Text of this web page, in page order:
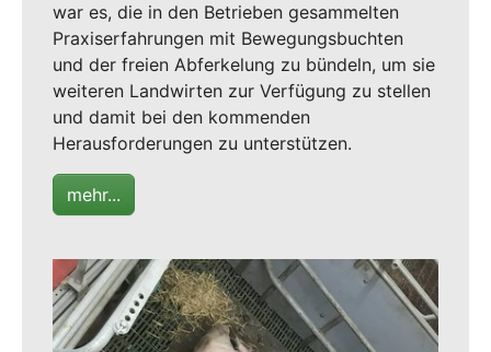
war es, die in den Betrieben gesammelten
Praxiserfahrungen mit Bewegungsbuchten
und der freien Abferkelung zu bündeln, um sie
weiteren Landwirten zur Verfügung zu stellen
und damit bei den kommenden
Herausforderungen zu unterstützen.
mehr...